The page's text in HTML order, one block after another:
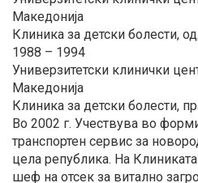
Македонија
Клиника за детски болести,
1988 – 1994
Универзитетски клинички
Македонија
Клиника за детски болести,
Во 2002 г. Учествува во
транспортен сервис за
цела република. На
шеф на отсек за витално